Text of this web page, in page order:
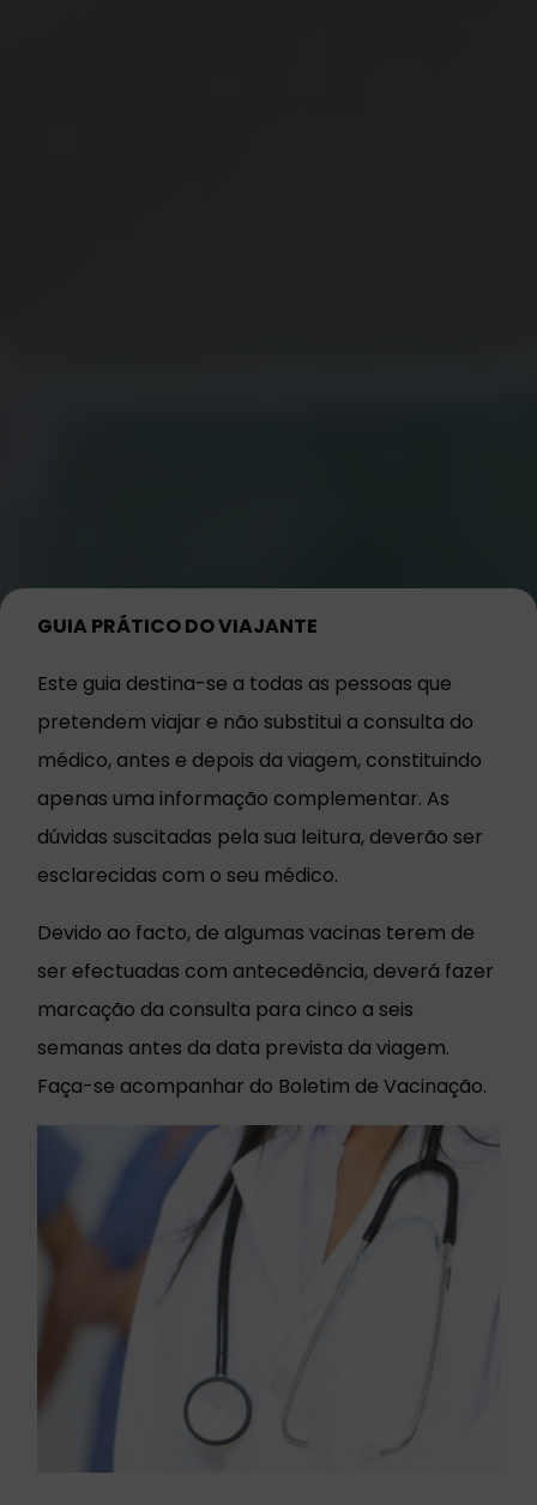
GUIA PRÁTICO DO VIAJANTE
Este guia destina-se a todas as pessoas que
pretendem viajar e não substitui a consulta do
médico, antes e depois da viagem, constituindo
apenas uma informação complementar. As
dúvidas suscitadas pela sua leitura, deverão ser
esclarecidas com o seu médico.
Devido ao facto, de algumas vacinas terem de
ser efectuadas com antecedência, deverá fazer
marcação da consulta para cinco a seis
semanas antes da data prevista da viagem.
Faça-se acompanhar do Boletim de Vacinação.